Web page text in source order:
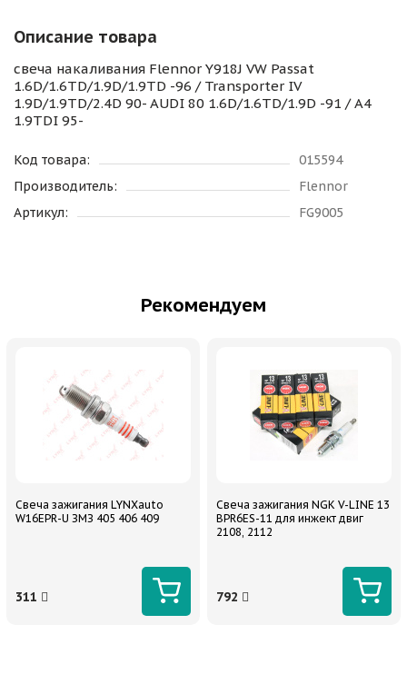
Описание товара
свеча накаливания Flennor Y918J VW Passat
1.6D/1.6TD/1.9D/1.9TD -96 / Transporter IV
1.9D/1.9TD/2.4D 90- AUDI 80 1.6D/1.6TD/1.9D -91 / A4
1.9TDI 95-
Код товара:
015594
Производитель:
Flennor
Артикул:
FG9005
Рекомендуем
Свеча зажигания LYNXauto
W16EPR-U ЗМЗ 405 406 409
311
Свеча зажигания NGK V-LINE 13
BPR6ES-11 для инжект двиг
2108, 2112
792